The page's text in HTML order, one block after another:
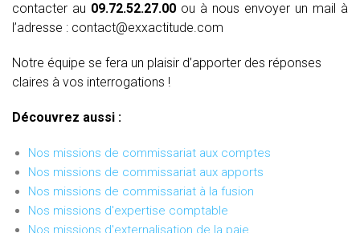
contacter au 09.72.52.27.00 ou à nous envoyer un mail à
l’adresse : contact@exxactitude.com
Notre équipe se fera un plaisir d’apporter des réponses
claires à vos interrogations !
Découvrez aussi :
Nos missions de commissariat aux comptes
Nos missions de commissariat aux apports
Nos missions de commissariat à la fusion
Nos missions d'expertise comptable
Nos missions d'externalisation de la paie